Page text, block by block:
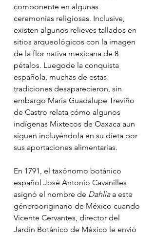
componente en algunas
ceremonias religiosas. Inclusive,
existen algunos relieves tallados en
sitios arqueológicos con la imagen
de la flor nativa mexicana de 8
pétalos. Luegode la conquista
española, muchas de estas
tradiciones desaparecieron, sin
embargo María Guadalupe Treviño
de Castro relata cómo algunos
indígenas Mixtecos de Oaxaca aun
siguen incluyéndola en su dieta por
sus aportaciones alimentarias.
En 1791, el taxónomo botánico
español José Antonio Cavanilles
asignó el nombre de Dahlia a este
génerooriginario de México cuando
Vicente Cervantes, director del
Jardín Botánico de México le envió